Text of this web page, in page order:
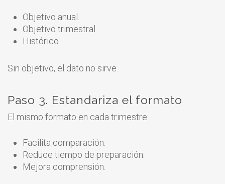
Objetivo anual.
Objetivo trimestral.
Histórico.
Sin objetivo, el dato no sirve.
Paso 3. Estandariza el formato
El mismo formato en cada trimestre:
Facilita comparación.
Reduce tiempo de preparación.
Mejora comprensión.